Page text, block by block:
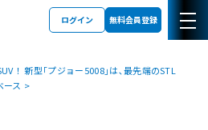
ログイン 無料会員登録
！ 新型｢プジョー5008｣は､最先端のSTL
ース